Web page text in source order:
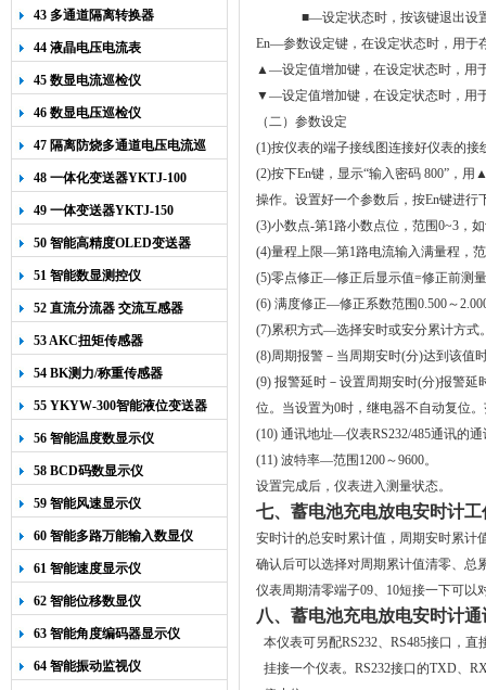
43 多通道隔离转换器
44 液晶电压电流表
45 数显电流巡检仪
46 数显电压巡检仪
47 隔离防烧多通道电压电流巡
检仪
48 一体化变送器YKTJ-100
49 一体变送器YKTJ-150
50 智能高精度OLED变送器
YK-218
51 智能数显测控仪
52 直流分流器 交流互感器
53 AKC扭矩传感器
54 BK测力/称重传感器
55 YKYW-300智能液位变送器
56 智能温度数显示仪
58 BCD码数显示仪
59 智能风速显示仪
60 智能多路万能输入数显仪
61 智能速度显示仪
62 智能位移数显仪
63 智能角度编码器显示仪
64 智能振动监视仪
■—设定状态时 ，按该键退出设
En—参数设定键， 在设定状态时，用于
▲—设定值增加键， 在设定状态时 ，用
▼—设定值增加键，在设定状态时，用
（二）参数设定
(1)按仪表的端子接线图连接好仪表的
(2)按下En键，显示“输入密码 800”，
操作。设置好一个参数后，按En键进行
(3)小数点-第1路小数点位，范围0~3，
(4)量程上限—第1路电流输入满量程，
(5)零点修正—修正后显示值=修正前测
(6) 满度修正—修正系数范围0.500～
(7)累积方式—选择安时或安分累计方式
(8)周期报警－当周期安时(分)达到该值
(9) 报警延时－设置周期安时(分)报警
位。当设置为0时，继电器不自动复位。
(10) 通讯地址—仪表RS232/485通讯的
(11) 波特率—范围1200～9600。
设置完成后，仪表进入测量状态。
七、蓄电池充电放电安时计
安时计的总安时累计值，周期安时累计
确认后可以选择对周期累计值清零、总
仪表周期清零端子09、 10短接一下可以
八、蓄电池充电放电安时计通
本仪表可另配RS232、RS485接口，直
挂接一个仪表。 RS232接口的TXD、